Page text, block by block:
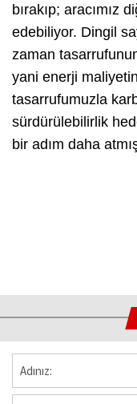
bırakıp; aracımız
edebiliyor. Dingil
zaman
yani enerji
tasarrufumuzla
sürdürülebilirlik
bir adım daha